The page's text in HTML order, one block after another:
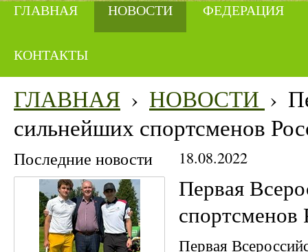
ГЛАВНАЯ НОВОСТИ ФЕДЕРАЦИЯ
КОНТАКТЫ
ГЛАВНАЯ › НОВОСТИ ›
сильнейших спортсменов
Последние новости 18.08.2022
Первая
спортсменов
Первая